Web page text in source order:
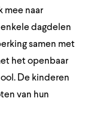
mee naar
dagdelen
samen met
het openbaar
De kinderen
van hun